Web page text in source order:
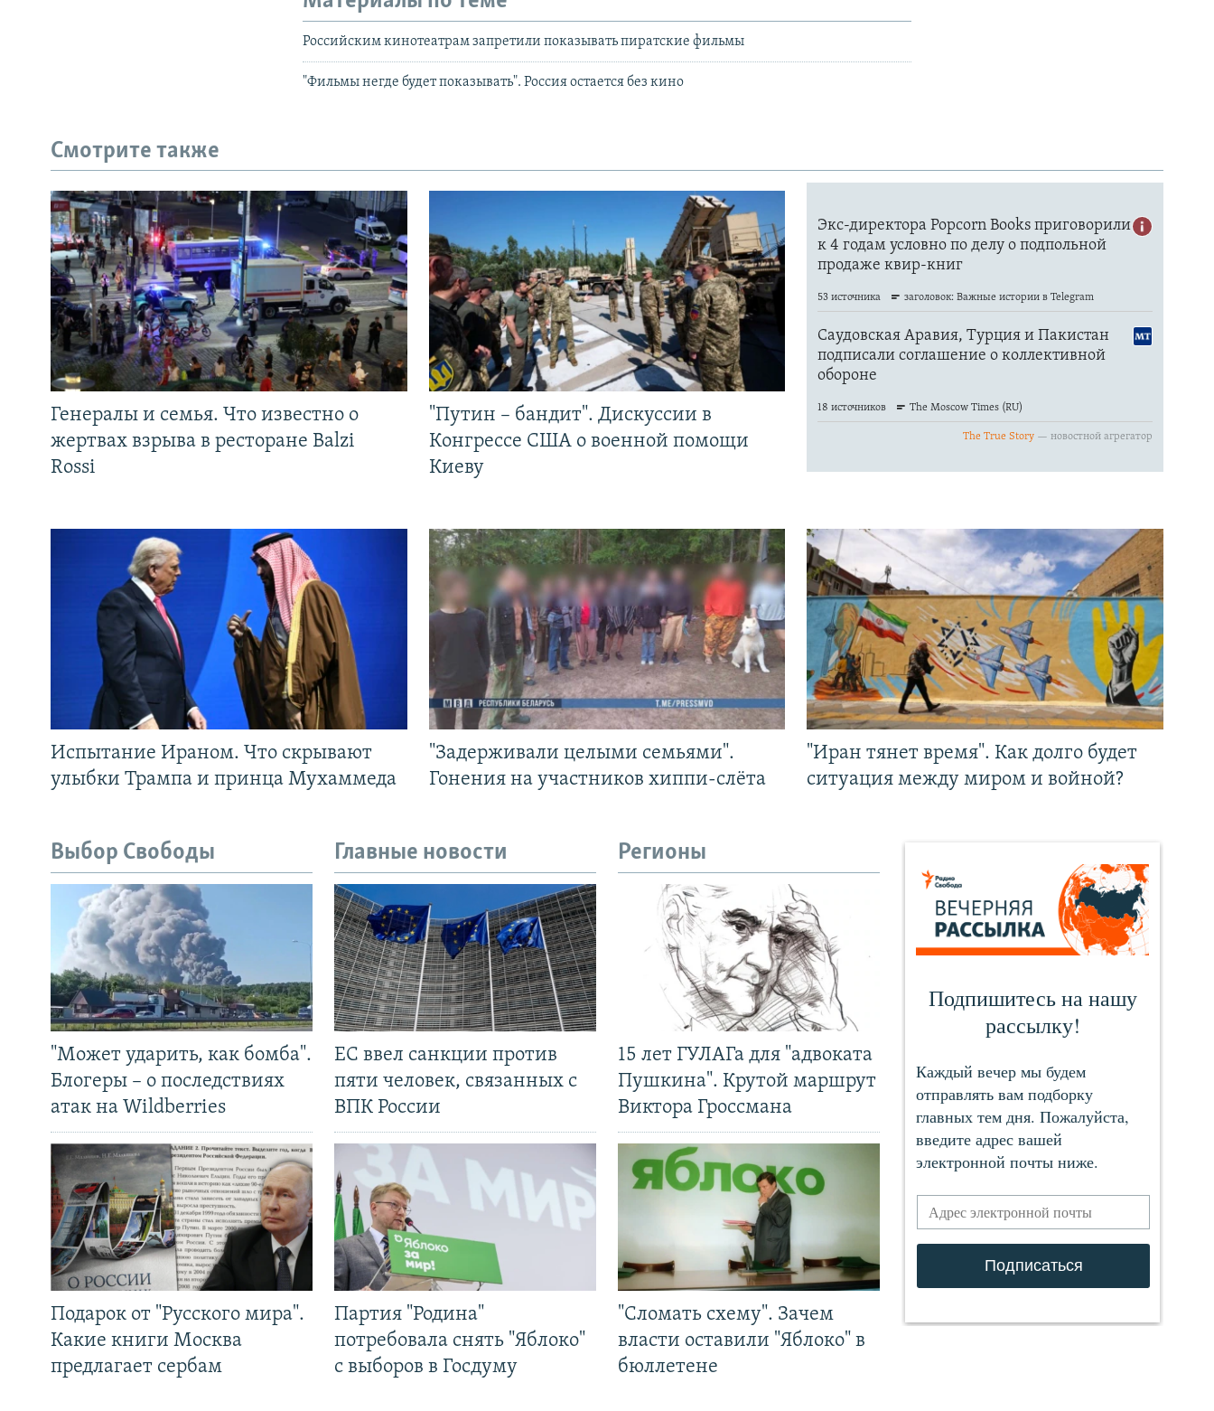
Российским кинотеатрам запретили показывать пиратские фильмы
"Фильмы негде будет показывать". Россия остается без кино
Смотрите также
Генералы и семья. Что известно о
жертвах взрыва в ресторане Balzi
Rossi
"Путин – бандит". Дискуссии в
Конгрессе США о военной помощи
Киеву
Испытание Ираном. Что скрывают
улыбки Трампа и принца Мухаммеда
"Задерживали целыми семьями".
Гонения на участников хиппи-слёта
"Иран тянет время". Как долго будет
ситуация между миром и войной?
Выбор Свободы
"Может ударить, как бомба".
Блогеры – о последствиях
атак на Wildberries
Подарок от "Русского мира".
Какие книги Москва
предлагает сербам
Главные новости
ЕС ввел санкции против
пяти человек, связанных с
ВПК России
Партия "Родина"
потребовала снять "Яблоко"
с выборов в Госдуму
Регионы
15 лет ГУЛАГа для "адвоката
Пушкина". Крутой маршрут
Виктора Гроссмана
"Сломать схему". Зачем
власти оставили "Яблоко" в
бюллетене